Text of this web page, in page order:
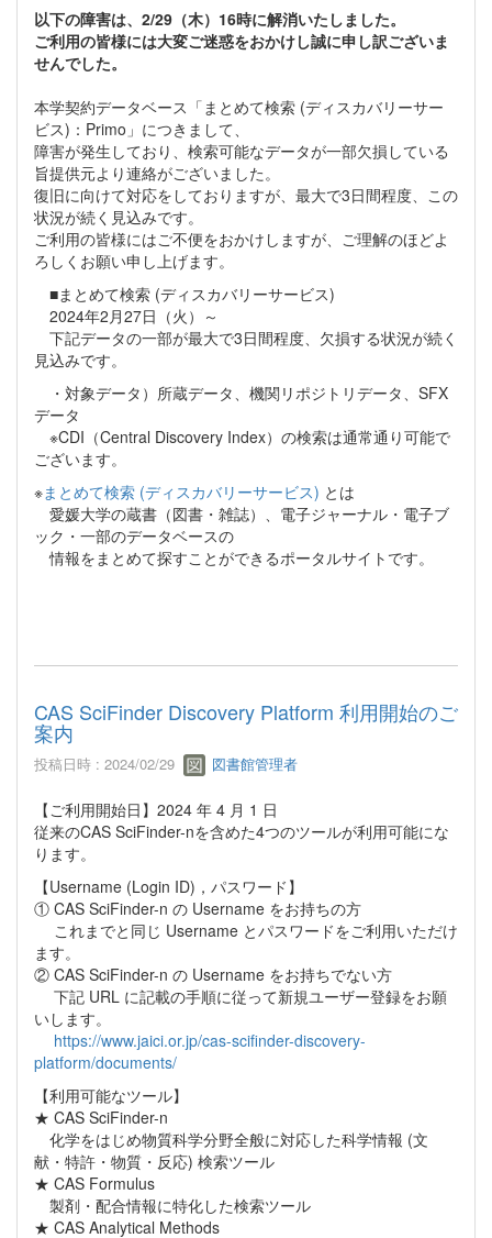
以下の障害は、2/29（木）16時に解消いたしました。
ご利用の皆様には大変ご迷惑をおかけし誠に申し訳ございま
せんでした。
本学契約データベース「まとめて検索 (ディスカバリーサー
ビス)：Primo」につきまして、
障害が発生しており、検索可能なデータが一部欠損している
旨提供元より連絡がございました。
復旧に向けて対応をしておりますが、最大で3日間程度、この
状況が続く見込みです。
ご利用の皆様にはご不便をおかけしますが、ご理解のほどよ
ろしくお願い申し上げます。
■まとめて検索 (ディスカバリーサービス)
2024年2月27日（火）～
下記データの一部が最大で3日間程度、欠損する状況が続く
見込みです。
・対象データ）所蔵データ、機関リポジトリデータ、SFX
データ
※CDI（Central Discovery Index）の検索は通常通り可能で
ございます。
※まとめて検索 (ディスカバリーサービス) とは
愛媛大学の蔵書（図書・雑誌）、電子ジャーナル・電子ブ
ック・一部のデータベースの
情報をまとめて探すことができるポータルサイトです。
CAS SciFinder Discovery Platform 利用開始のご
案内
投稿日時 : 2024/02/29 図書館管理者
【ご利用開始日】2024 年 4 月 1 日
従来のCAS SciFinder-nを含めた4つのツールが利用可能にな
ります。
【Username (Login ID)，パスワード】
① CAS SciFinder-n の Username をお持ちの方
これまでと同じ Username とパスワードをご利用いただけ
ます。
② CAS SciFinder-n の Username をお持ちでない方
下記 URL に記載の手順に従って新規ユーザー登録をお願
いします。
https://www.jaici.or.jp/cas-scifinder-discovery-
platform/documents/
【利用可能なツール】
★ CAS SciFinder-n
化学をはじめ物質科学分野全般に対応した科学情報 (文
献・特許・物質・反応) 検索ツール
★ CAS Formulus
製剤・配合情報に特化した検索ツール
★ CAS Analytical Methods